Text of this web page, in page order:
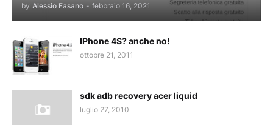
by Alessio Fasano - febbraio 16, 2021
IPhone 4S? anche no!
ottobre 21, 2011
sdk adb recovery acer liquid
luglio 27, 2010